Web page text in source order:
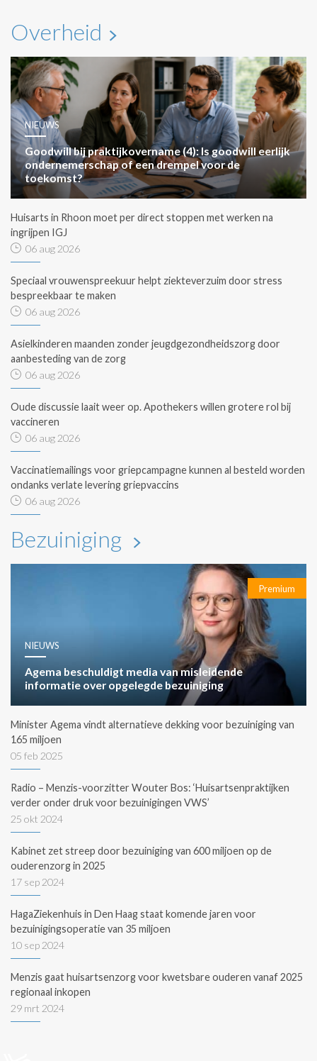
Overheid
NIEUWS
Goodwill bij praktijkovername (4): Is goodwill eerlijk
ondernemerschap of een drempel voor de
toekomst?
Huisarts in Rhoon moet per direct stoppen met werken na
ingrijpen IGJ
06 aug 2026
Speciaal vrouwenspreekuur helpt ziekteverzuim door stress
bespreekbaar te maken
06 aug 2026
Asielkinderen maanden zonder jeugdgezondheidszorg door
aanbesteding van de zorg
06 aug 2026
Oude discussie laait weer op. Apothekers willen grotere rol bij
vaccineren
06 aug 2026
Vaccinatiemailings voor griepcampagne kunnen al besteld worden
ondanks verlate levering griepvaccins
06 aug 2026
Bezuiniging
Premium
NIEUWS
Agema beschuldigt media van misleidende
informatie over opgelegde bezuiniging
Minister Agema vindt alternatieve dekking voor bezuiniging van
165 miljoen
05 feb 2025
Radio – Menzis-voorzitter Wouter Bos: ‘Huisartsenpraktijken
verder onder druk voor bezuinigingen VWS’
25 okt 2024
Kabinet zet streep door bezuiniging van 600 miljoen op de
ouderenzorg in 2025
17 sep 2024
HagaZiekenhuis in Den Haag staat komende jaren voor
bezuinigingsoperatie van 35 miljoen
10 sep 2024
Menzis gaat huisartsenzorg voor kwetsbare ouderen vanaf 2025
regionaal inkopen
29 mrt 2024